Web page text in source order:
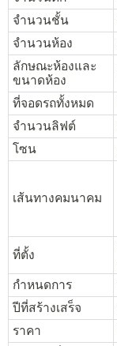
จำนวนชั้น
จำนวนห้อง
ลักษณะห้องและ
ขนาดห้อง
ที่จอดรถทั้งหมด
จำนวนลิฟต์
โซน
เส้นทางคมนาคม
ที่ตั้ง
กำหนดการ
ปีที่สร้างเสร็จ
ราคา